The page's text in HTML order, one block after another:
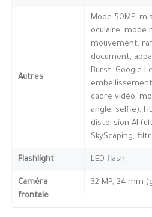
Autres
Mode 50MP,
oculaire, mode
mouvement,
document,
Burst, Google
cadre vidéo,
angle, selfie),
distorsion AI
SkyScaping,
Flashlight LED flash
Caméra
frontale
32 MP, 24 mm